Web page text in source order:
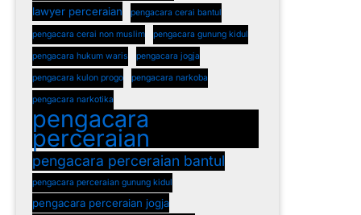
lawyer perceraian pengacara cerai bantul
pengacara cerai non muslim pengacara gunung kidul
pengacara hukum waris pengacara jogja
pengacara kulon progo pengacara narkoba
pengacara narkotika
pengacara
perceraian
pengacara perceraian bantul
pengacara perceraian gunung kidul
pengacara perceraian jogja